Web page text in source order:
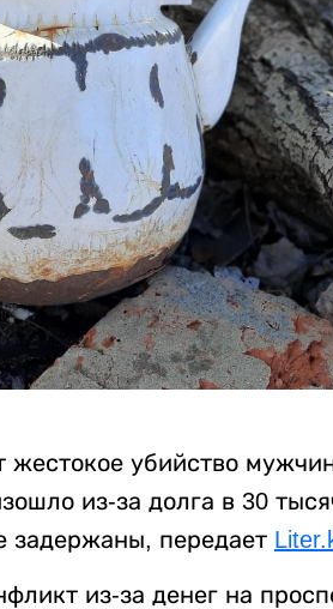
жестокое убийство
из-за долга в 30
задержаны, передает
из-за денег на